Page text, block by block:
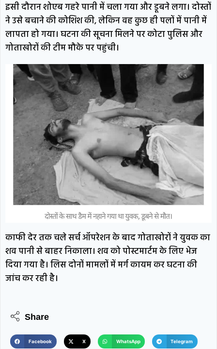
इसी दौरान शोएब गहरे पानी में चला गया और डूबने लगा। दोस्तों
ने उसे बचाने की कोशिश की, लेकिन वह कुछ ही पलों में पानी में
लापता हो गया। घटना की सूचना मिलने पर कोटा पुलिस और
गोताखोरों की टीम मौके पर पहुंची।
काफी देर तक चले सर्च ऑपरेशन के बाद गोताखोरों ने युवक का
शव पानी से बाहर निकाला। शव को पोस्टमार्टम के लिए भेज
दिया गया है। लिस दोनों मामलों में मर्ग कायम कर घटना की
जांच कर रही है।
Share
Facebook X WhatsApp Telegram